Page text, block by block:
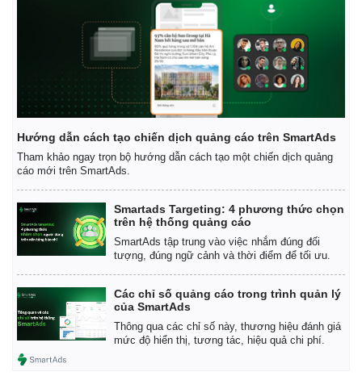
Hướng dẫn cách tạo chiến dịch quảng cáo trên SmartAds
Tham khảo ngay trọn bộ hướng dẫn cách tạo một chiến dịch quảng
cáo mới trên SmartAds.
Smartads Targeting: 4 phương thức chọn
trên hệ thống quảng cáo
SmartAds tập trung vào việc nhắm đúng đối
tượng, đúng ngữ cảnh và thời điểm để tối ưu.
Các chỉ số quảng cáo trong trình quản lý
của SmartAds
Thông qua các chỉ số này, thương hiệu đánh giá
mức độ hiển thị, tương tác, hiệu quả chi phí.